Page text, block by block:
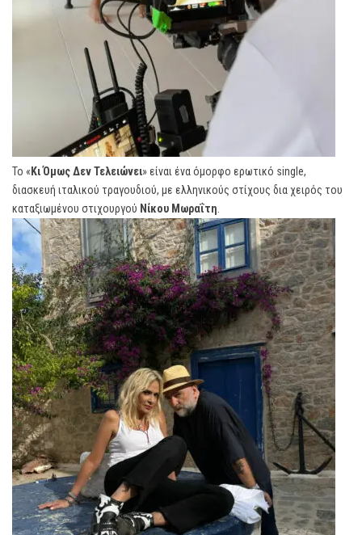
Το « Κι Όμως Δεν Τελειώνει» είναι ένα όμορφο ερωτικό single,
διασκευή ιταλικού τραγουδιού, με ελληνικούς στίχους δια χειρός του
καταξιωμένου στιχουργού Νίκου Μωραΐτη